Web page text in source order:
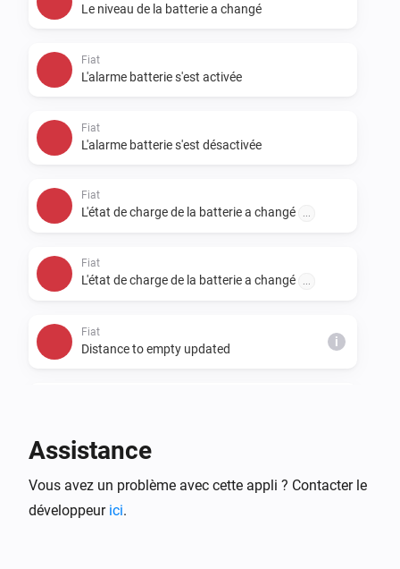
Le niveau de la batterie a changé
Fiat
L'alarme batterie s'est activée
Fiat
L'alarme batterie s'est désactivée
Fiat
L'état de charge de la batterie a changé
Fiat
L'état de charge de la batterie a changé
Fiat
Distance to empty updated i
Odometer updated i
Assistance
Vous avez un problème avec cette appli ? Contacter le
développeur ici.